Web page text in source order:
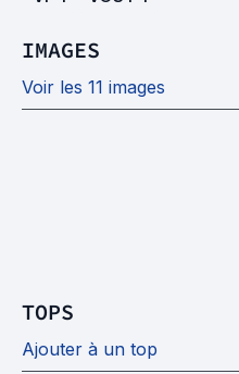
IMAGES
Voir les 11 images
TOPS
Ajouter à un top